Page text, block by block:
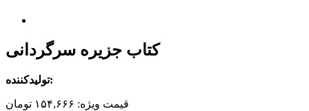
کتاب جزیره سرگردانی
تولیدکننده:
قیمت ویژه: ۱۵۴,۶۶۶ تومان